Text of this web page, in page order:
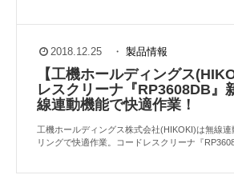
2018.12.25 ・ 製品情報
【工機ホールディングス
レスクリーナ『RP3608DB』
線連動機能で快適作業！
工機ホールディングス株式会社(HIKOKI)は無線
リングで快適作業。コードレスクリーナ『